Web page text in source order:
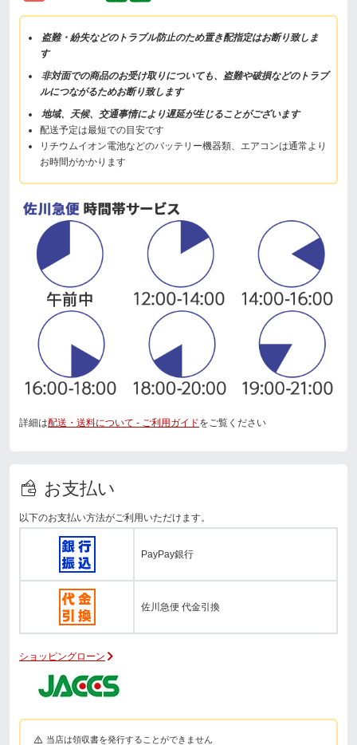
盗難・紛失などのトラブル防止のため置き配指定はお断り致しま
す
非対面での商品のお受け取りについても、盗難や破損などのトラブ
ルにつながるためお断り致します
地域、天候、交通事情により遅延が生じることがございます
配送予定は最短での目安です
リチウムイオン電池などのバッテリー機器類、エアコンは通常より
お時間がかかります
詳細は配送・送料について - ご利用ガイドをご覧ください
お支払い
以下のお支払い方法がご利用いただけます。
PayPay銀行
佐川急便 代金引換
ショッピングローン
当店は領収書を発行することができません